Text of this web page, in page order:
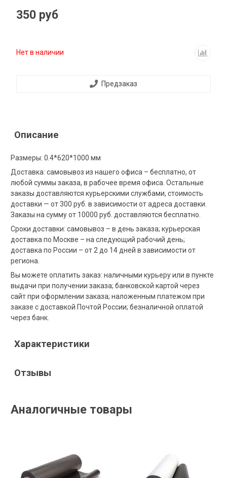
Нет в наличии
350 руб
Предзаказ
Описание
Размеры: 0.4*620*1000 мм
Доставка: самовывоз из нашего офиса – бесплатно, от
любой суммы заказа, в рабочее время офиса. Остальные
заказы доставляются курьерскими службами, стоимость
доставки — от 300 руб. в зависимости от адреса доставки.
Заказы на сумму от 10000 руб. доставляются бесплатно.
Сроки доставки: самовывоз – в день заказа; курьерская
доставка по Москве – на следующий рабочий день;
доставка по России – от 2 до 14 дней в зависимости от
региона.
Вы можете оплатить заказ: наличными курьеру или в пункте
выдачи при получении заказа; банковской картой через
сайт при оформлении заказа; наложенным платежом при
заказе с доставкой Почтой России; безналичной оплатой
через банк.
Характеристики
Отзывы
Аналогичные товары